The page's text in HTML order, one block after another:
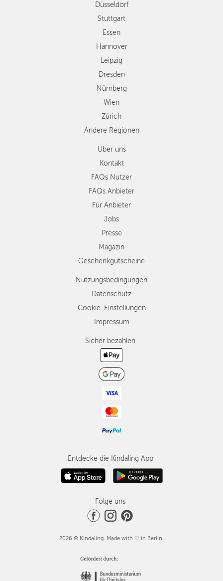
Nürnberg
Wien
Zürich
Andere
Regionen
Düsseldorf
Stuttgart
Essen
Hannover
Leipzig
Dresden
Nürnberg
Wien
Zürich
Andere Regionen
Über uns
Kontakt
FAQs Nutzer
FAQs Anbieter
Für Anbieter
Jobs
Presse
Magazin
Geschenkgutscheine
Nutzungsbedingungen
Datenschutz
Cookie-Einstellungen
Impressum
Sicher bezahlen
Entdecke die Kindaling App
Folge uns
2026 © Kindaling. Made with ♡ in Berlin.